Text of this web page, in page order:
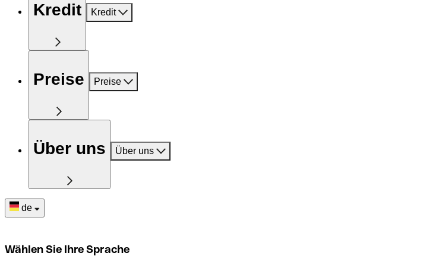
Kredit Kredit
Preise Preise
Über uns Über uns
de
Wählen Sie Ihre Sprache